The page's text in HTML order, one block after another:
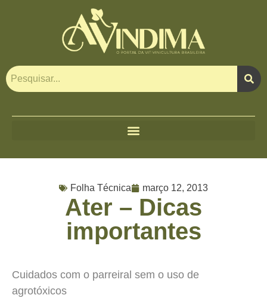
Folha Técnica março 12, 2013
Ater – Dicas
importantes
Cuidados com o parreiral sem o uso de
agrotóxicos